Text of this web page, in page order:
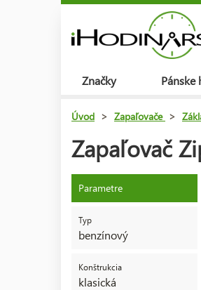
Značky Pánske
Úvod > Zapaľovače >
Zapaľovač
Parametre
Typ
benzínový
Konštrukcia
klasická